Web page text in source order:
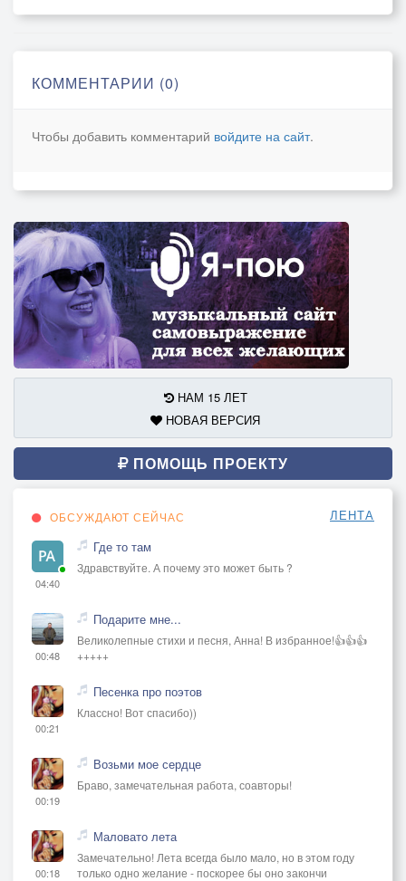
КОММЕНТАРИИ (0)
Чтобы добавить комментарий войдите на сайт.
НАМ 15 ЛЕТ
НОВАЯ ВЕРСИЯ
ПОМОЩЬ ПРОЕКТУ
ОБСУЖДАЮТ СЕЙЧАС ЛЕНТА
04:40
Где то там
Здравствуйте. А почему это может быть ?
00:48
Подарите мне...
Великолепные стихи и песня, Анна! В избранное!👍👍👍
+++++
00:21
Песенка про поэтов
Классно! Вот спасибо))
00:19
Возьми мое сердце
Браво, замечательная работа, соавторы!
00:18
Маловато лета
Замечательно! Лета всегда было мало, но в этом году
только одно желание - поскорее бы оно закончи